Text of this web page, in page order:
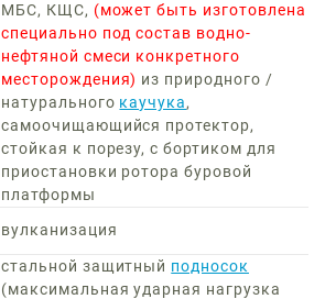
МБС, КЩС, (может быть изготовлена
специально под состав водно-
нефтяной смеси конкретного
месторождения) из природного /
натурального каучука,
самоочищающийся протектор,
стойкая к порезу, с бортиком для
приостановки ротора буровой
платформы
вулканизация
стальной защитный подносок
(максимальная ударная нагрузка